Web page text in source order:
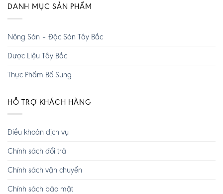
DANH MỤC SẢN PHẨM
Nông Sản – Đặc Sản Tây Bắc
Dược Liệu Tây Bắc
Thực Phẩm Bổ Sung
HỖ TRỢ KHÁCH HÀNG
Điều khoản dịch vụ
Chính sách đổi trả
Chính sách vận chuyển
Chính sách bảo mật